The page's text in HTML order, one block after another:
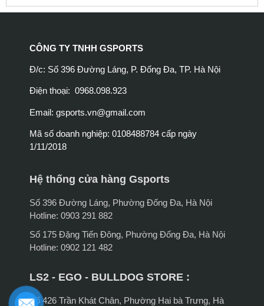
CÔNG TY TNHH GSPORTS
Đ/c: Số 396 Đường Láng, P. Đống Đa, TP. Hà Nội
Điện thoại: 0968.098.923
Email: gsports.vn@gmail.com
Mã số doanh nghiệp: 0108488784 cấp ngày
1/11/2018
Hệ thống cửa hàng Gsports
Số 396 Đường Láng, Phường Đống Đa, Hà Nội
Hotline: 0903 291 882
Số 175 Đặng Tiến Đông, Phường Đống Đa, Hà Nội
Hotline: 0902 121 482
LS2 - EGO - BULLDOG STORE :
Số 426 Trần Khát Chân, Phường Hai bà Trưng, Hà